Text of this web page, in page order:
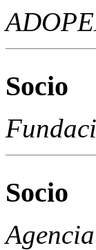
Socio
Socio
Agencia